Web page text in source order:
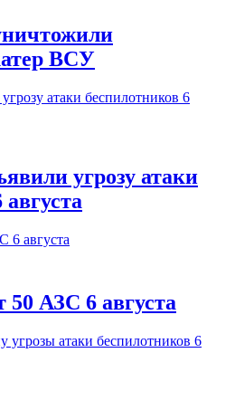
ВСУ
угрозу атаки
АЗС 6 августа